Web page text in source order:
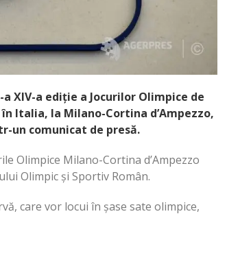
XIV-a ediție a Jocurilor Olimpice de
Italia, la Milano-Cortina d’Ampezzo,
un comunicat de presă.
Olimpice Milano-Cortina d’Ampezzo
Olimpic și Sportiv Român.
care vor locui în șase sate olimpice,